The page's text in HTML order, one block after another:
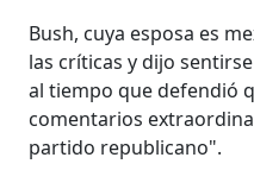
Bush, cuya esposa es
las críticas y dijo
al tiempo que defendió
comentarios
partido republicano".